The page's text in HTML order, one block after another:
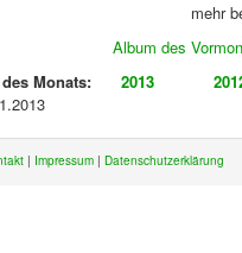
mehr
Album des
Monats:
2013
| Impressum | Datenschutzerklärung